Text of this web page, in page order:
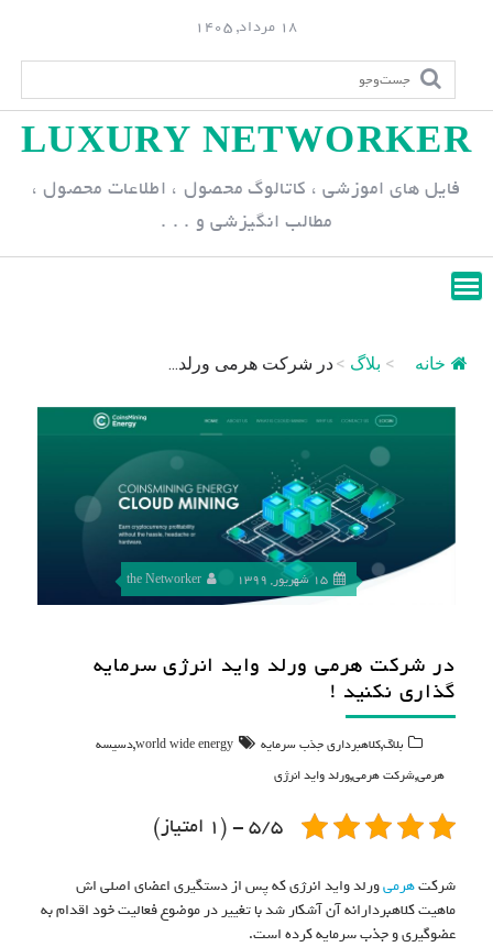
p
n
18 مرداد, 1405
LUXURY NETWORKER
فایل های اموزشی ، کاتالوگ محصول ، اطلاعات محصول ،
مطالب انگیزشی و . . .
خانه > بلاگ >در شرکت هرمی ورلد...
15 شهریور, 1399 the Networker
در شرکت هرمی ورلد واید انرژی سرمایه
گذاری نکنید !
بلاگ,کلاهبرداری جذب سرمایه world wide energy
,دسیسه
هرمی,شرکت هرمی,ورلد واید انرژی
5/5 - (1 امتیاز)
شرکتهرمیورلد واید انرژی که پس از دستگیری اعضای اصلی اش
ماهیت کلاهبردارانه آن آشکار شد با تغییر در موضوع فعالیت خود اقدام به
عضوگیری و جذب سرمایه کرده است.